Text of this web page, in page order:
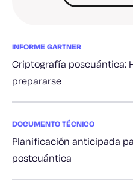
INFORME GARTNER
Criptografía poscuántica:
prepararse
DOCUMENTO TÉCNICO
Planificación anticipada
postcuántica